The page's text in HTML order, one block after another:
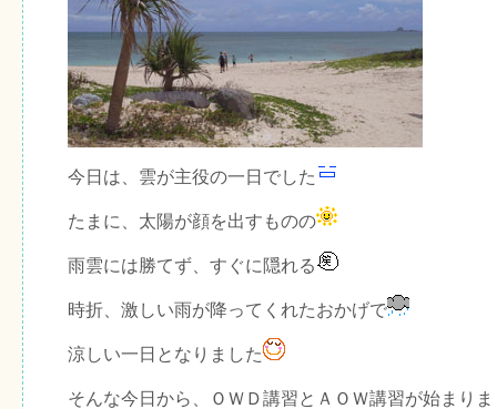
今日は、雲が主役の一日でした
たまに、太陽が顔を出すものの
雨雲には勝てず、すぐに隠れる
時折、激しい雨が降ってくれたおかげで
涼しい一日となりました
そんな今日から、ＯＷＤ講習とＡＯＷ講習が始まり